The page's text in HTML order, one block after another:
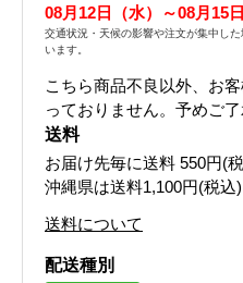
08月12日（水）～08月15日
交通状況・天候の影響や注文が集中し
います。
こちら商品不良以外、お
っておりません。予めご了
送料
お届け先毎に送料 550円(
沖縄県は送料1,100円(税込)
送料について
配送種別